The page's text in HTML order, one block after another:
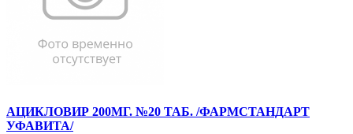
АЦИКЛОВИР 200МГ. №20 ТАБ. /ФАРМСТАНДАРТ
УФАВИТА/